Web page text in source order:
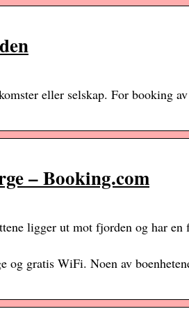
eller selskap. For booking
– Booking.com
ligger ut mot fjorden og har
gratis WiFi. Noen av